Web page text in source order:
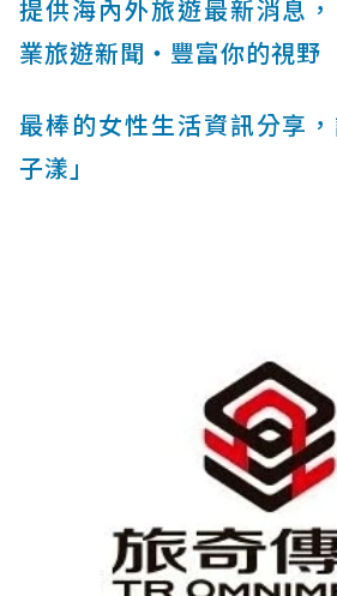
提供海內外旅遊最新消息
業旅遊新聞‧豐富你的視野
最棒的女性生活資訊分享
子漾」